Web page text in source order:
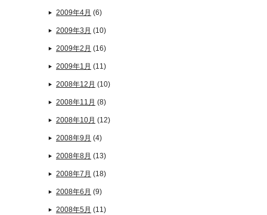
2009年4月 (6)
2009年3月 (10)
2009年2月 (16)
2009年1月 (11)
2008年12月 (10)
2008年11月 (8)
2008年10月 (12)
2008年9月 (4)
2008年8月 (13)
2008年7月 (18)
2008年6月 (9)
2008年5月 (11)